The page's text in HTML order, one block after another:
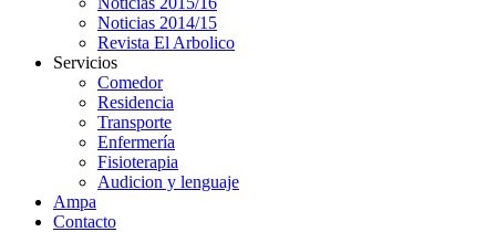
Noticias 2014/15
Revista El Arbolico
Servicios
Comedor
Residencia
Transporte
Enfermería
Fisioterapia
Audicion y lenguaje
Ampa
Contacto